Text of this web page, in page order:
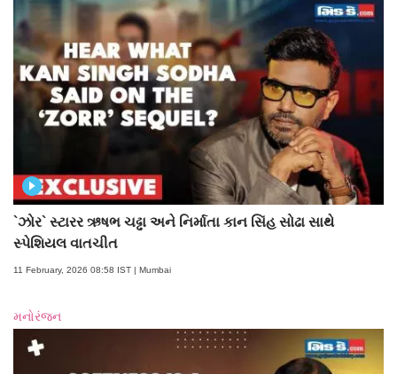
`ઝોર` સ્ટારર ઋષભ ચઢ્ઢા અને નિર્માતા કાન સિંહ સોઢા સાથે
સ્પેશિયલ વાતચીત
11 February, 2026 08:58 IST | Mumbai
મનોરંજન